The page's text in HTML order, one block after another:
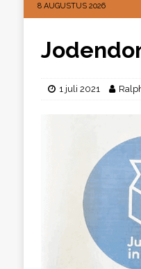
8 AUGUSTUS 2026
1 juli 2021